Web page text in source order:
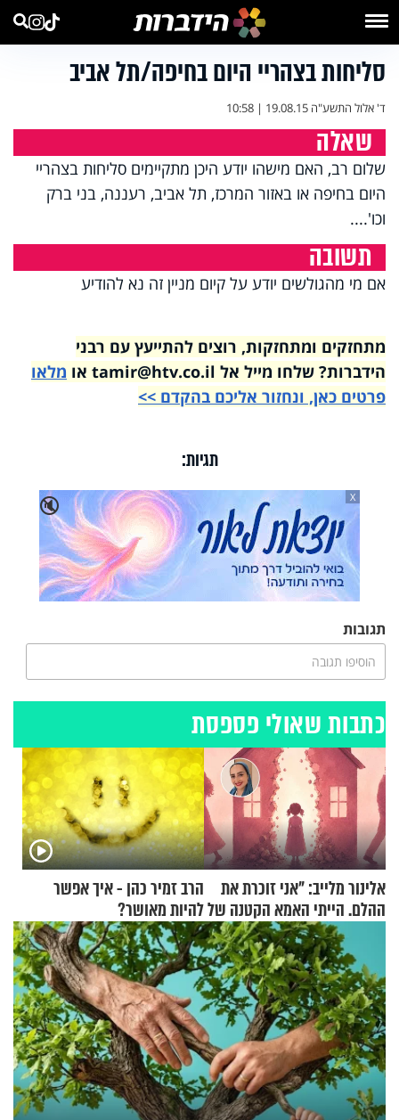
סליחות בצהריי היום בחיפה/תל אביב
ד' אלול התשע"ה 19.08.15 | 10:58
שאלה
שלום רב, האם מישהו יודע היכן מתקיימים סליחות בצהריי
היום בחיפה או באזור המרכז, תל אביב, רעננה, בני ברק
וכו'....
תשובה
אם מי מהגולשים יודע על קיום מניין זה נא להודיע
מתחזקים ומתחזקות, רוצים להתייעץ עם רבני
הידברות? שלחו מייל אל tamir@htv.co.il או
מלאו
פרטים כאן, ונחזור אליכם בהקדם >>
תגיות:
🔇
X
תגובות
הוסיפו תגובה
כתבות שאולי פספסת
אלינור מלייב: "אני זוכרת את
ההלם. הייתי האמא הקטנה של
הרב זמיר כהן - איך אפשר
להיות מאושר?